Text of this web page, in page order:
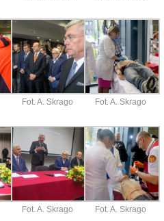
Fot. A. Skrago Fot. A. Skrago
Fot. A. Skrago Fot. A. Skrago